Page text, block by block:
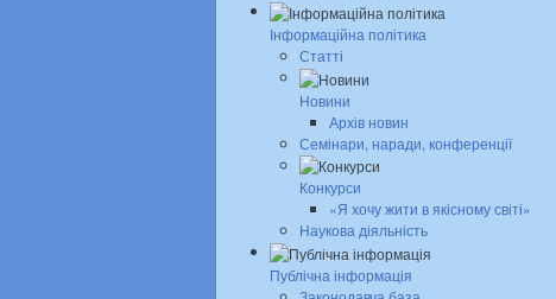
Інформаційна політика
Статті
Новини
Архів новин
Семінари, наради, конференції
Конкурси
«Я хочу жити в якісному світі»
Наукова діяльність
Публічна інформація